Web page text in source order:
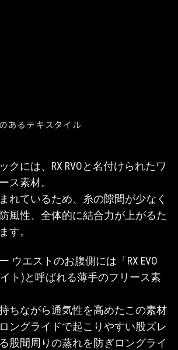
あるテキスタイル
クには、RX RVOと名付けられたワ
ス素材。
れているため、糸の隙間が少なく
風性、全体的に結合力が上がるた
す。
ウエストのお腹側には「RX EVO
イト)と呼ばれる薄手のフリース素
ちながら通気性を高めたこの素材
ングライドで起こりやすい股ズレ
股間周りの蒸れを防ぎロングライ